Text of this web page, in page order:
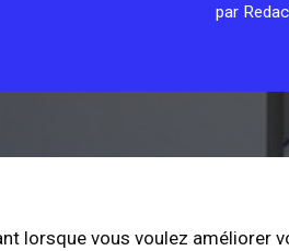
par
lorsque vous voulez améliorer